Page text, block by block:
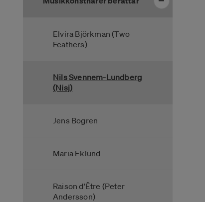
Elvira Björkman (Two
Feathers)
Nils Svennem-Lundberg
(Nisj)
Jens Bogren
Maria Eklund
Raison d’Être (Peter
Andersson)